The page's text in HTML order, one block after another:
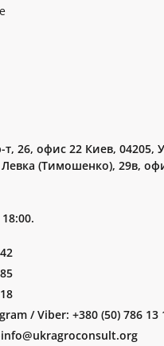
26, офис 22 Киев, 04205,
(Тимошенко), 29в,
/ Viber: +380 (50) 786 13